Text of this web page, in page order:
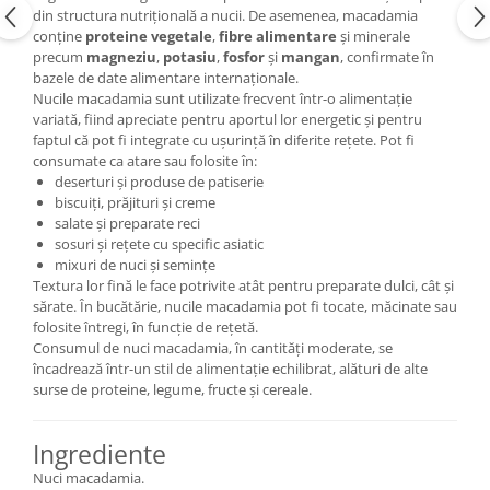
din structura nutrițională a nucii. De asemenea, macadamia
conține proteine vegetale,fibre alimentare și minerale
precum magneziu, potasiu,fosforși mangan, confirmate în
bazele de date alimentare internaționale.
Nucile macadamia sunt utilizate frecvent într-o alimentație
variată, fiind apreciate pentru aportul lor energetic și pentru
faptul că pot fi integrate cu ușurință în diferite rețete. Pot fi
consumate ca atare sau folosite în:
deserturi și produse de patiserie
biscuiți, prăjituri și creme
salate și preparate reci
sosuri și rețete cu specific asiatic
mixuri de nuci și semințe
Textura lor fină le face potrivite atât pentru preparate dulci, cât și
sărate. În bucătărie, nucile macadamia pot fi tocate, măcinate sau
folosite întregi, în funcție de rețetă.
Consumul de nuci macadamia, în cantități moderate, se
încadrează într-un stil de alimentație echilibrat, alături de alte
surse de proteine, legume, fructe și cereale.
Ingrediente
Nuci macadamia.